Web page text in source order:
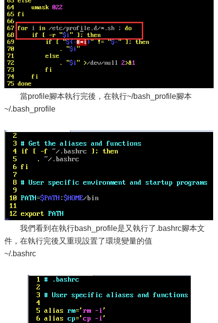
當profile腳本執行完後，在執行~/bash_profile腳本
~/.bash_profile
我們看到在執行bash_profile是又執行了.bashrc腳本文
件，在執行完後又重現設置了環境變量的值
~/.bashrc